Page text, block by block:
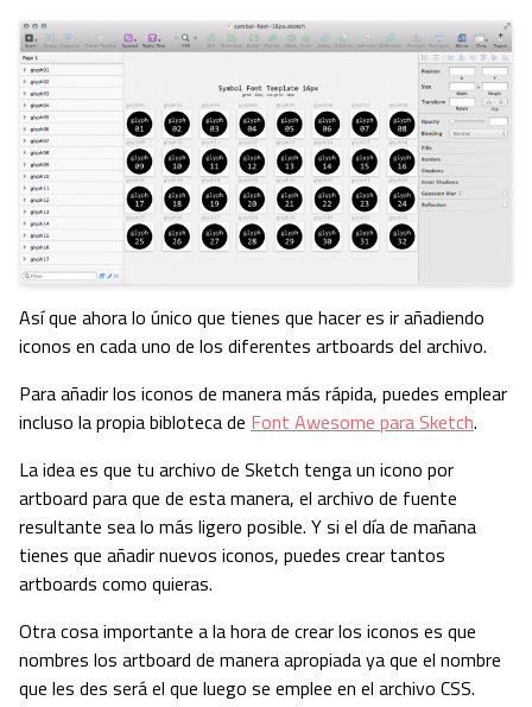
Así que ahora lo único que tienes que hacer es ir añadiendo
iconos en cada uno de los diferentes artboards del archivo.
Para añadir los iconos de manera más rápida, puedes emplear
incluso la propia bibloteca de Font Awesome para Sketch.
La idea es que tu archivo de Sketch tenga un icono por
artboard para que de esta manera, el archivo de fuente
resultante sea lo más ligero posible. Y si el día de mañana
tienes que añadir nuevos iconos, puedes crear tantos
artboards como quieras.
Otra cosa importante a la hora de crear los iconos es que
nombres los artboard de manera apropiada ya que el nombre
que les des será el que luego se emplee en el archivo CSS.